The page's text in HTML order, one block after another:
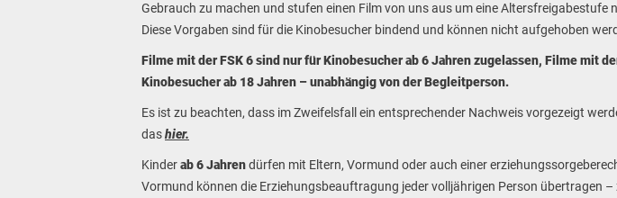
Gebrauch zu machen und stufen einen Film von uns aus um eine
Diese Vorgaben sind für die Kinobesucher bindend und können nicht aufgehoben
Filme mit der FSK 6 sind nur für Kinobesucher ab 6 Jahren zugelassen, Filme mit
Kinobesucher ab 18 Jahren – unabhängig von der Begleitperson.
Es ist zu beachten, dass im Zweifelsfall ein entsprechender Nachweis vorgezeigt
dashier.
Kinderab 6 Jahrendürfen mit Eltern, Vormund oder auch einer
Vormund können die Erziehungsbeauftragung jeder volljährigen Person übertragen